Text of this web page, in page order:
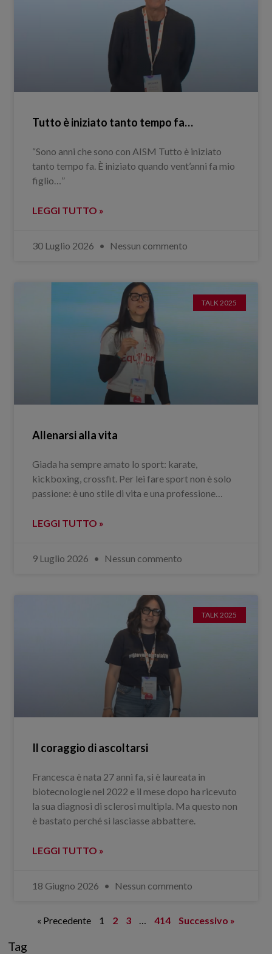
Tutto è iniziato tanto tempo fa…
“Sono anni che sono con AISM Tutto è iniziato
tanto tempo fa. È iniziato quando vent’anni fa mio
figlio…”
LEGGI TUTTO »
30 Luglio 2026 Nessun commento
TALK 2025
Allenarsi alla vita
Giada ha sempre amato lo sport: karate,
kickboxing, crossfit. Per lei fare sport non è solo
passione: è uno stile di vita e una professione…
LEGGI TUTTO »
9 Luglio 2026 Nessun commento
TALK 2025
Il coraggio di ascoltarsi
Francesca è nata 27 anni fa, si è laureata in
biotecnologie nel 2022 e il mese dopo ha ricevuto
la sua diagnosi di sclerosi multipla. Ma questo non
è bastato perché si lasciasse abbattere.
LEGGI TUTTO »
18 Giugno 2026 Nessun commento
« Precedente 1 2 3 414 Successivo »
Tag